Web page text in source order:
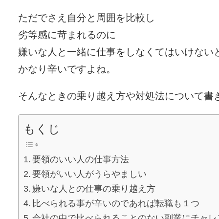
ただでさえ自分と周囲を比較し
劣等感に苛まれるのに
嫌いな人と一緒に仕事をしなくてはいけない
かなり辛いですよね。
そんなときの乗り越え方や対処法について書
もくじ
要領のいい人の仕事方法
要領がいい人がうらやましい
嫌いな人との仕事の乗り越え方
比べられる事が辛いのであれば転職も１つ